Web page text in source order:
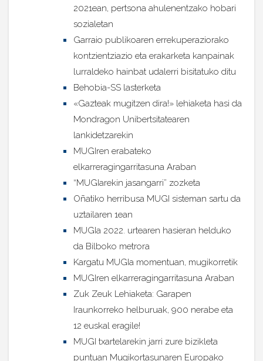
2021ean, pertsona ahulenentzako hobari
sozialetan
Garraio publikoaren errekuperaziorako
kontzientziazio eta erakarketa kanpainak
lurraldeko hainbat udalerri bisitatuko ditu
Behobia-SS lasterketa
«Gazteak mugitzen dira!» lehiaketa hasi da
Mondragon Unibertsitatearen
lankidetzarekin
MUGIren erabateko
elkarreragingarritasuna Araban
“MUGIarekin jasangarri” zozketa
Oñatiko herribusa MUGI sisteman sartu da
uztailaren 1ean
MUGIa 2022. urtearen hasieran helduko
da Bilboko metrora
Kargatu MUGIa momentuan, mugikorretik
MUGIren elkarreragingarritasuna Araban
Zuk Zeuk Lehiaketa: Garapen
Iraunkorreko helburuak, 900 nerabe eta
12 euskal eragile!
MUGI txartelarekin jarri zure bizikleta
puntuan Mugikortasunaren Europako